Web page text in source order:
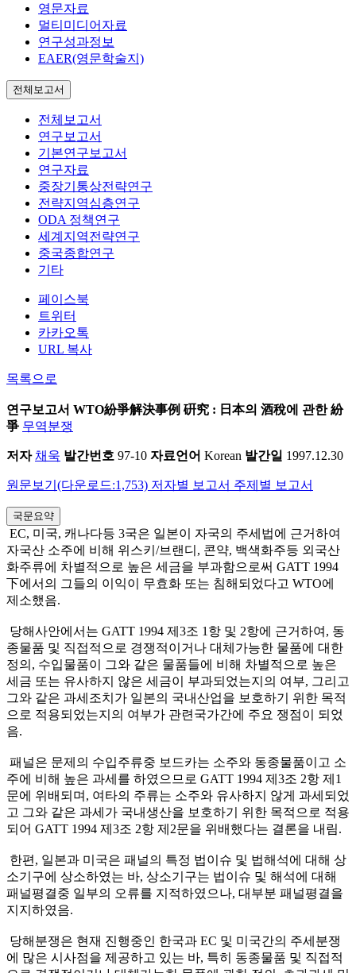
영문자료
멀티미디어자료
연구성과정보
EAER(영문학술지)
전체보고서
전체보고서
연구보고서
기본연구보고서
연구자료
중장기통상전략연구
전략지역심층연구
ODA 정책연구
세계지역전략연구
중국종합연구
기타
페이스북
트위터
카카오톡
URL 복사
목록으로
연구보고서 WTO紛爭解決事例 硏究 : 日本의 酒稅에 관한 紛
爭 무역분쟁
저자 채욱 발간번호 97-10 자료언어 Korean 발간일 1997.12.30
원문보기(다운로드:1,753) 저자별 보고서 주제별 보고서
국문요약
­ EC, 미국, 캐나다등 3국은 일본이 자국의 주세법에 근거하여
자국산 소주에 비해 위스키/브랜디, 콘약, 백색화주등 외국산
화주류에 차별적으로 높은 세금을 부과함으로써 GATT 1994
下에서의 그들의 이익이 무효화 또는 침해되었다고 WTO에
제소했음.
­ 당해사안에서는 GATT 1994 제3조 1항 및 2항에 근거하여, 동
종물품 및 직접적으로 경쟁적이거나 대체가능한 물품에 대한
정의, 수입물품이 그와 같은 물품들에 비해 차별적으로 높은
세금 또는 유사하지 않은 세금이 부과되었는지의 여부, 그리고
그와 같은 과세조치가 일본의 국내산업을 보호하기 위한 목적
으로 적용되었는지의 여부가 관련국가간에 주요 쟁점이 되었
음.
­ 패널은 문제의 수입주류중 보드카는 소주와 동종물품이고 소
주에 비해 높은 과세를 하였으므로 GATT 1994 제3조 2항 제1
문에 위배되며, 여타의 주류는 소주와 유사하지 않게 과세되었
고 그와 같은 과세가 국내생산을 보호하기 위한 목적으로 적용
되어 GATT 1994 제3조 2항 제2문을 위배했다는 결론을 내림.
­ 한편, 일본과 미국은 패널의 특정 법이슈 및 법해석에 대해 상
소기구에 상소하였는 바, 상소기구는 법이슈 및 해석에 대해
패널평결중 일부의 오류를 지적하였으나, 대부분 패널평결을
지지하였음.
­ 당해분쟁은 현재 진행중인 한국과 EC 및 미국간의 주세분쟁
에 많은 시사점을 제공하고 있는 바, 특히 동종물품 및 직접적